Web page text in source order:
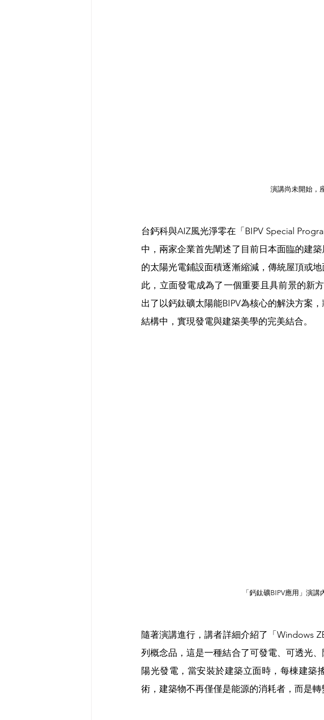
演講尚未開始，
台鈣科與AIZ風光淨零在「BIPV Special
中，兩家企業首先闡述了目前日本面臨的建
的太陽光電鋪設面積逐漸縮減，傳統屋頂或
此，立面發電成為了一個重要且具前景的新
出了以鈣鈦礦太陽能BIPV為核心的解決方案
結構中，實現發電與建築美學的完美結合。
「鈣鈦礦BIPV應用」演
隨著演講進行，講者詳細介紹了「Windows
列概念品，這是一種結合了可發電、可透光
陽光發電，當安裝於建築立面時，每棟建築
術，建築物不再僅僅是能源的消耗者，而是轉